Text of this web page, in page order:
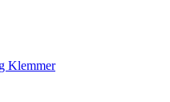
Klemmer